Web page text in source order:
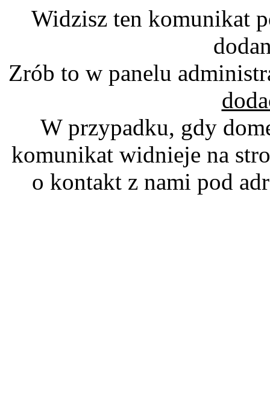
Widzisz ten komunikat
Zrób to w panelu
W przypadku, gdy
komunikat widnieje na
o kontakt z nami pod